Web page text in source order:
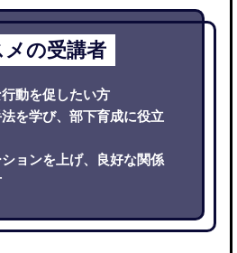
の受講者
動を促したい方
を学び、部下育成に役立
ションを上げ、良好な関係